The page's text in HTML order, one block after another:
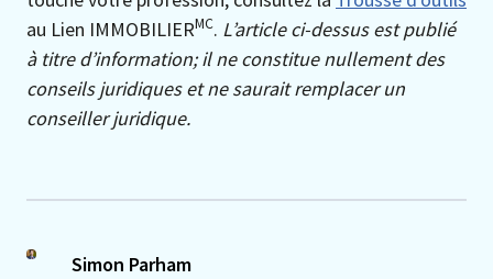
au Lien IMMOBILIERMC. L’article ci-dessus est publié
à titre d’information; il ne constitue nullement des
conseils juridiques et ne saurait remplacer un
conseiller juridique.
Simon Parham